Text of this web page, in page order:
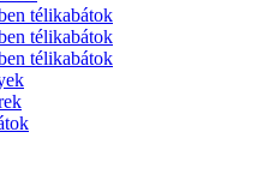
télikabátok
télikabátok
télikabátok